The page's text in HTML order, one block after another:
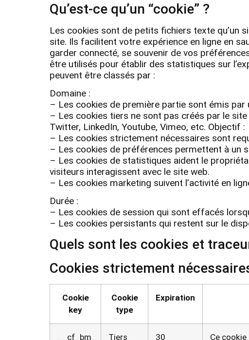
Qu’est-ce qu’un “cookie” ?
Les cookies sont de petits fichiers texte qu’un
site. Ils facilitent votre expérience en ligne en
garder connecté, se souvenir de vos
être utilisés pour établir des statistiques sur
peuvent être classés par :
Domaine :
– Les cookies de première partie sont émis
– Les cookies tiers ne sont pas créés par le
Twitter, LinkedIn, Youtube, Vimеo, etc. Objectif :
– Les cookies strictement nécessaires sont
– Les cookies de préférences permettent à un
– Les cookies de statistiques aident le
visiteurs interagissent avec le site web.
– Les cookies marketing suivent l’activité en
Durée :
– Les cookies de session qui sont effacés
– Les cookies persistants qui restent sur le
Quels sont les cookies et
Cookies strictement
Cookie
key
Cookie
type
Expiration
__cf_bm Tiers 30 Ce